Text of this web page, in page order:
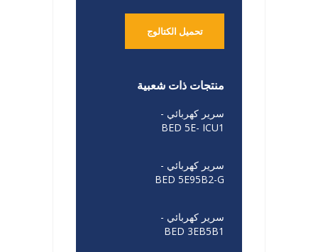
تحميل الكتالوج
منتجات ذات شعبية
سرير كهربائي -
BED 5E- ICU1
سرير كهربائي -
BED 5E95B2-G
سرير كهربائي -
BED 3EB5B1